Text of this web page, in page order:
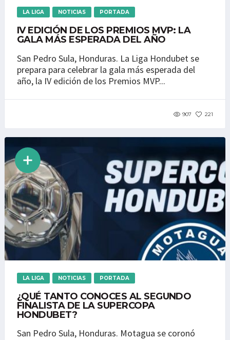
LA LIGA NOTICIAS PORTADA
IV EDICIÓN DE LOS PREMIOS MVP: LA
GALA MÁS ESPERADA DEL AÑO
San Pedro Sula, Honduras. La Liga Hondubet se
prepara para celebrar la gala más esperada del
año, la IV edición de los Premios MVP...
907 221
LA LIGA NOTICIAS PORTADA
¿QUÉ TANTO CONOCES AL SEGUNDO
FINALISTA DE LA SUPERCOPA
HONDUBET?
San Pedro Sula, Honduras. Motagua se coronó